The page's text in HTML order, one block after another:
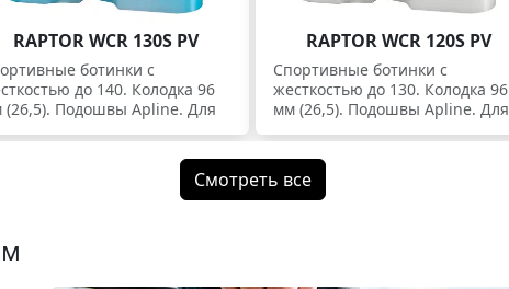
RAPTOR WCR 130S PV
ботинки с
до 140. Колодка 96
(26,5). Подошвы Apline. Для
RAPTOR WCR 120S PV
Спортивные ботинки с
жесткостью до 130. Колодка 96
мм (26,5). Подошвы Apline. Для
Смотреть все